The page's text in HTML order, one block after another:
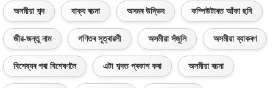
অসমীয়া শব্দ বাক্য ৰচনা অসমৰ উদ্ভিদ কম্পিউটাৰত আঁকা ছবি
জীৱ-জন্তু নাম গণিতৰ সূত্ৰাৱলী অসমীয়া সঁজুলি অসমীয়া ব্যাকৰণ
বিশেষ্যৰ পৰা বিশেষণলৈ এটা শব্দত প্ৰকাশ কৰা অসমীয়া ৰচনা